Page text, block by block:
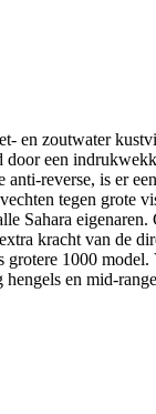
en zoutwater
een
reverse, is er
tegen grote
Sahara
kracht van de
1000
en mid-